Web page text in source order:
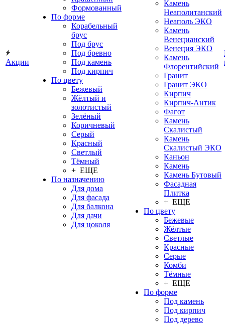
Акции
Формованный
По форме
Корабельный
брус
Под брус
Под бревно
Под камень
Под кирпич
По цвету
Бежевый
Жёлтый и
золотистый
Зелёный
Коричневый
Серый
Красный
Светлый
Тёмный
+ ЕЩЕ
По назначению
Для дома
Для фасада
Для балкона
Для дачи
Для цоколя
Камень
Неаполитанский
Неаполь ЭКО
Камень
Венецианский
Венеция ЭКО
Камень
Флорентийский
Гранит
Гранит ЭКО
Кирпич
Кирпич-Антик
Фагот
Камень
Скалистый
Камень
Скалистый ЭКО
Каньон
Камень
Камень Бутовый
Фасадная
Плитка
+ ЕЩЕ
По цвету
Бежевые
Жёлтые
Светлые
Красные
Серые
Комби
Тёмные
+ ЕЩЕ
По форме
Под камень
Под кирпич
Под дерево